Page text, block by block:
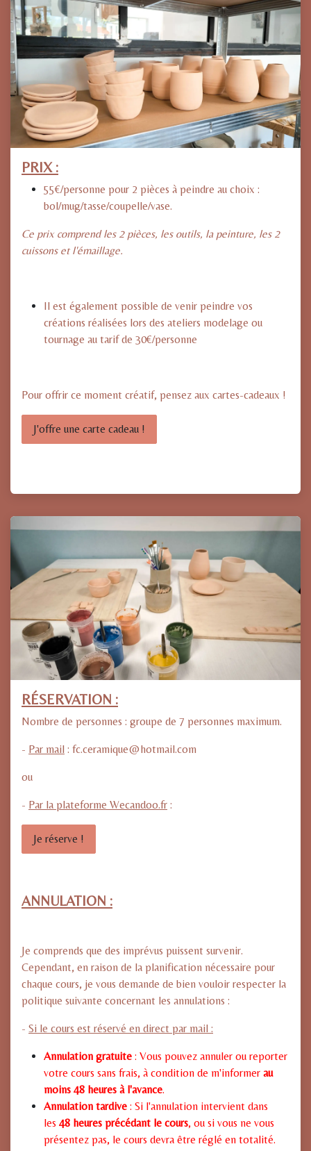
PRIX :
55€/personne pour 2 pièces à peindre au choix :
bol/mug/tasse/coupelle/vase.
Ce prix comprend les 2 pièces, les outils, la peinture, les 2
cuissons et l'émaillage.
Il est également possible de venir peindre vos
créations réalisées lors des ateliers modelage ou
tournage au tarif de 30€/personne
Pour offrir ce moment créatif, pensez aux cartes-cadeaux !
J'offre une carte cadeau !
RÉSERVATION :
Nombre de personnes : groupe de 7 personnes maximum.
- Par mail : fc.ceramique@hotmail.com
ou
- Par la plateforme Wecandoo.fr :
Je réserve !
ANNULATION :
Je comprends que des imprévus puissent survenir.
Cependant, en raison de la planification nécessaire pour
chaque cours, je vous demande de bien vouloir respecter la
politique suivante concernant les annulations :
- Si le cours est réservé en direct par mail :
Annulation gratuite : Vous pouvez annuler ou reporter
votre cours sans frais, à condition de m'informer au
moins 48 heures à l'avance.
Annulation tardive : Si l'annulation intervient dans
les 48 heures précédant le cours, ou si vous ne vous
présentez pas, le cours devra être réglé en totalité.